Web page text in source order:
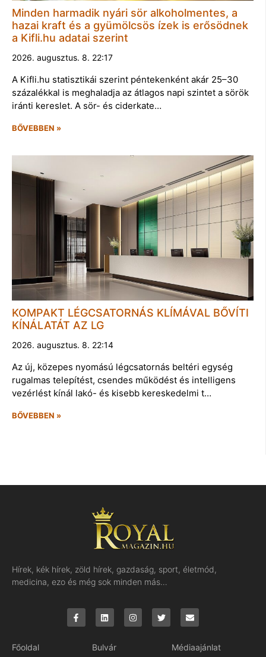
Minden harmadik nyári sör alkoholmentes, a
hazai kraft és a gyümölcsös ízek is erősödnek
a Kifli.hu adatai szerint
2026. augusztus. 8. 22:17
A Kifli.hu statisztikái szerint péntekenként akár 25–30
százalékkal is meghaladja az átlagos napi szintet a sörök
iránti kereslet. A sör- és ciderkate…
BŐVEBBEN »
KOMPAKT LÉGCSATORNÁS KLÍMÁVAL BŐVÍTI
KÍNÁLATÁT AZ LG
2026. augusztus. 8. 22:14
Az új, közepes nyomású légcsatornás beltéri egység
rugalmas telepítést, csendes működést és intelligens
vezérlést kínál lakó- és kisebb kereskedelmi t…
BŐVEBBEN »
Hírek, kék hírek, zöld hírek, gazdaság, sport, életmód,
medicina, ezo és még sok minden más…
Főoldal Bulvár Médiaajánlat